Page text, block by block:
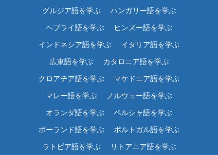
グルジア語を学ぶ ハンガリー語を学ぶ
ヘブライ語を学ぶ ヒンズー語を学ぶ
インドネシア語を学ぶ イタリア語を学ぶ
広東語を学ぶ カタロニア語を学ぶ
クロアチア語を学ぶ マケドニア語を学ぶ
マレー語を学ぶ ノルウェー語を学ぶ
オランダ語を学ぶ ペルシャ語を学ぶ
ポーランド語を学ぶ ポルトガル語を学ぶ
ラトビア語を学ぶ リトアニア語を学ぶ